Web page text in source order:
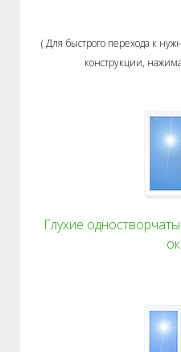
( Для быстрого перехода к
конструкции,
Глухие